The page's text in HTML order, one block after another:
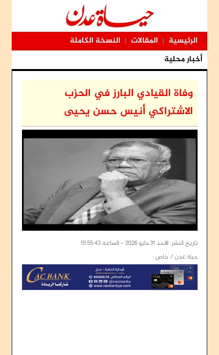
الرئيسية | المقالات | النسخة الكاملة
أخبار محلية
وفاة القيادي البارز في الحزب
الاشتراكي أنيس حسن يحيى
تاريخ النشر: الاحد 31 مايو 2026 - الساعة 15:55:43
حياة عدن / خاص :